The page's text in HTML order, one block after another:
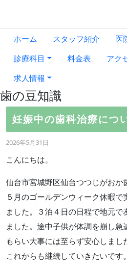
ホーム スタッフ紹介
医
診療科目
料金表 アク
求人情報
歯の豆知識
妊娠中の歯科治療につ
2026年5月31日
こんにちは。
仙台市宮城野区仙台つつじがおか
５月のゴールデンウィーク休暇で
ました。３泊４日の日程で地元
ました。途中子供が体調を崩し急
もらい大事には至らず安心しま
これからも継続していきたいです。